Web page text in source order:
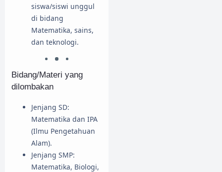
siswa/siswi unggul
di bidang
Matematika, sains,
dan teknologi.
Bidang/Materi yang
dilombakan
Jenjang SD:
Matematika dan IPA
(Ilmu Pengetahuan
Alam).
Jenjang SMP:
Matematika, Biologi,